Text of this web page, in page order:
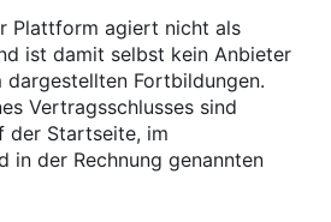
Plattform agiert nicht als
ist damit selbst kein Anbieter
Fortbildungen.
Vertragsschlusses sind
der Startseite, im
in der Rechnung genannten